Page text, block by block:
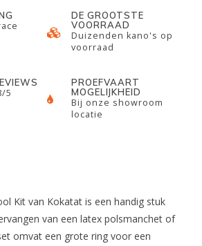
DE GROOTSTE
VOORRAAD
Duizenden kano's op
voorraad
5
PROEFVAART
MOGELIJKHEID
Bij onze showroom
locatie
Kit van Kokatat is een handig stuk
van een latex polsmanchet of
omvat een grote ring voor een